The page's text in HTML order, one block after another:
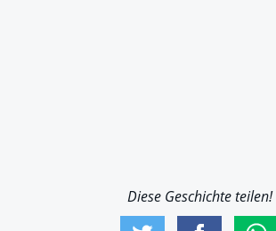
Diese Geschichte teilen!